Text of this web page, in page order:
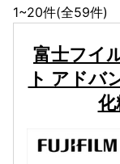
1~20件(全59件)
富士フイ
ト アドバ
化